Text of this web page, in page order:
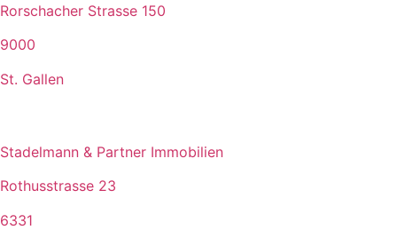
Rorschacher Strasse 150
9000
St. Gallen
Stadelmann & Partner Immobilien
Rothusstrasse 23
6331